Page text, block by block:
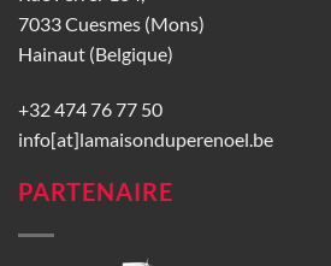
7033 Cuesmes (Mons)
Hainaut (Belgique)
+32 474 76 77 50
info[at]lamaisonduperenoel.be
PARTENAIRE